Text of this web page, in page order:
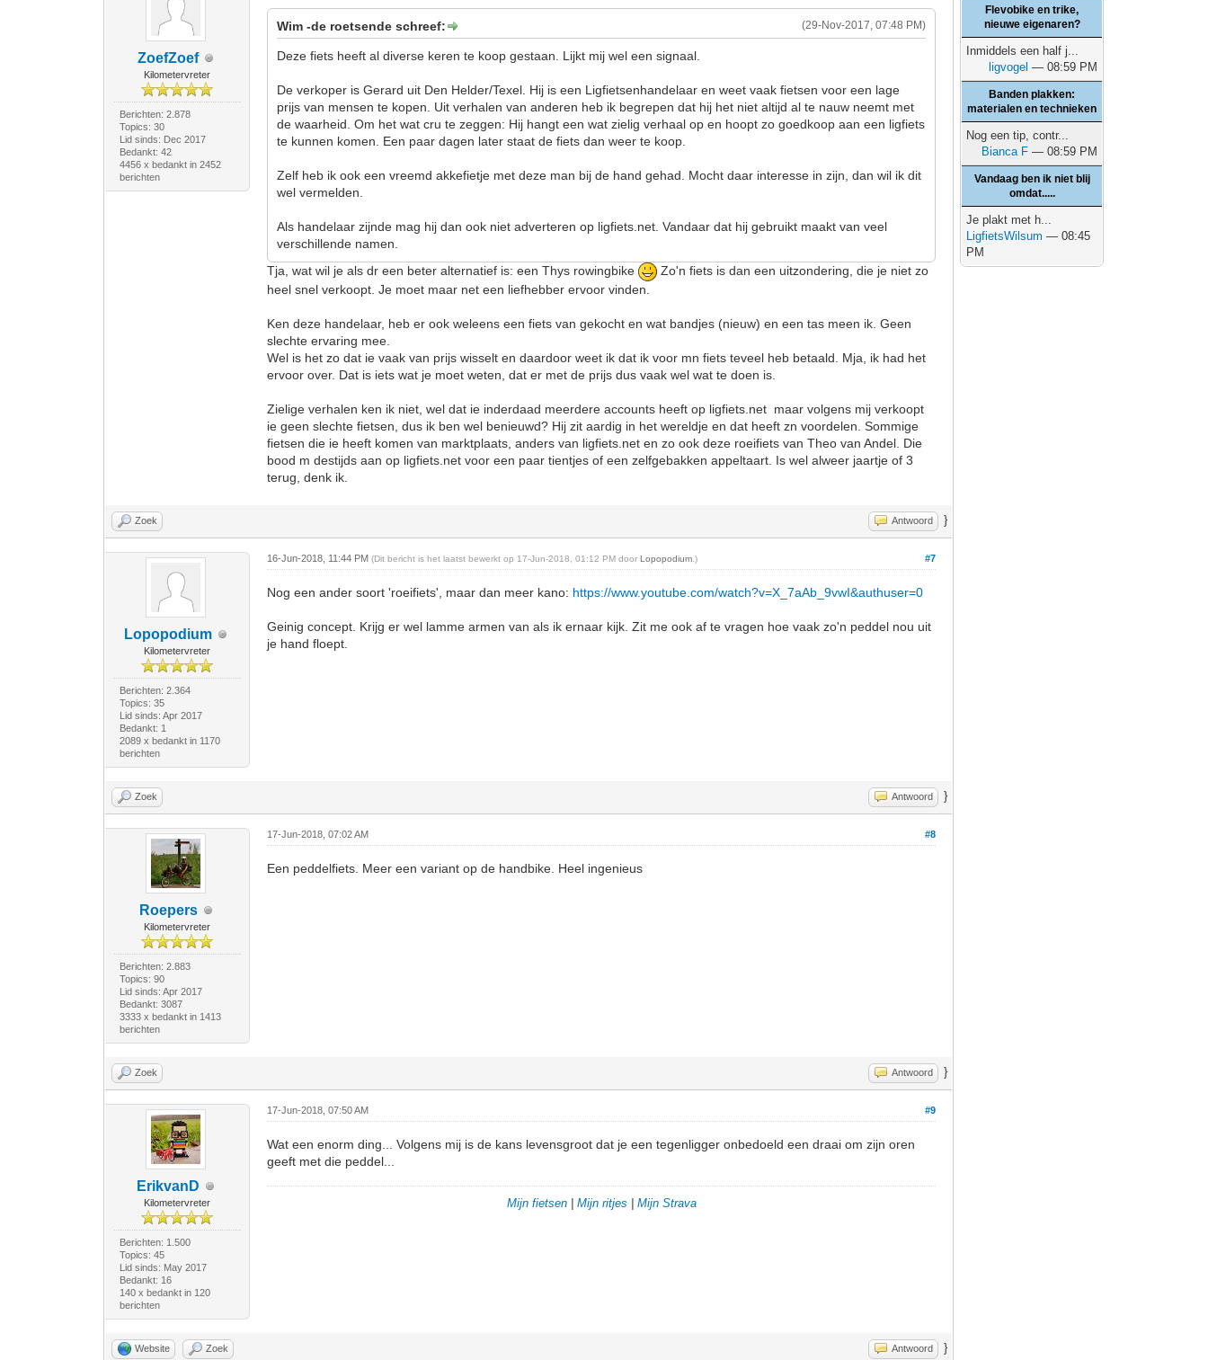
ZoefZoef
Kilometervreter
Berichten: 2.878
Topics: 30
Lid sinds: Dec 2017
Bedankt: 42
4456 x bedankt in 2452
berichten
(29-Nov-2017, 07:48 PM)
Wim -de roetsende schreef:
Deze fiets heeft al diverse keren te koop gestaan. Lijkt mij wel een signaal.
De verkoper is Gerard uit Den Helder/Texel. Hij is een Ligfietsenhandelaar en weet vaak fietsen voor een lage
prijs van mensen te kopen. Uit verhalen van anderen heb ik begrepen dat hij het niet altijd al te nauw neemt met
de waarheid. Om het wat cru te zeggen: Hij hangt een wat zielig verhaal op en hoopt zo goedkoop aan een ligfiets
te kunnen komen. Een paar dagen later staat de fiets dan weer te koop.
Zelf heb ik ook een vreemd akkefietje met deze man bij de hand gehad. Mocht daar interesse in zijn, dan wil ik dit
wel vermelden.
Als handelaar zijnde mag hij dan ook niet adverteren op ligfiets.net. Vandaar dat hij gebruikt maakt van veel
verschillende namen.
Tja, wat wil je als dr een beter alternatief is: een Thys rowingbike
Zo'n fiets is dan een uitzondering, die je niet zo
heel snel verkoopt. Je moet maar net een liefhebber ervoor vinden.
Ken deze handelaar, heb er ook weleens een fiets van gekocht en wat bandjes (nieuw) en een tas meen ik. Geen
slechte ervaring mee.
Wel is het zo dat ie vaak van prijs wisselt en daardoor weet ik dat ik voor mn fiets teveel heb betaald. Mja, ik had het
ervoor over. Dat is iets wat je moet weten, dat er met de prijs dus vaak wel wat te doen is.
Zielige verhalen ken ik niet, wel dat ie inderdaad meerdere accounts heeft op ligfiets.net maar volgens mij verkoopt
ie geen slechte fietsen, dus ik ben wel benieuwd? Hij zit aardig in het wereldje en dat heeft zn voordelen. Sommige
fietsen die ie heeft komen van marktplaats, anders van ligfiets.net en zo ook deze roeifiets van Theo van Andel. Die
bood m destijds aan op ligfiets.net voor een paar tientjes of een zelfgebakken appeltaart. Is wel alweer jaartje of 3
terug, denk ik.
Zoek Antwoord }
Lopopodium
Kilometervreter
Berichten: 2.364
Topics: 35
Lid sinds: Apr 2017
Bedankt: 1
2089 x bedankt in 1170
berichten
#7
16-Jun-2018, 11:44 PM(Dit bericht is het laatst bewerkt op 17-Jun-2018, 01:12 PM doorLopopodium .)
Nog een ander soort 'roeifiets', maar dan meer kano: https://www.youtube.com/watch?v=X_7aAb_9vwI&authuser=0
Geinig concept. Krijg er wel lamme armen van als ik ernaar kijk. Zit me ook af te vragen hoe vaak zo'n peddel nou uit
je hand floept.
Zoek Antwoord }
Roepers
Kilometervreter
Berichten: 2.883
Topics: 90
Lid sinds: Apr 2017
Bedankt: 3087
3333 x bedankt in 1413
berichten
#8
17-Jun-2018, 07:02 AM
Een peddelfiets. Meer een variant op de handbike. Heel ingenieus
Zoek Antwoord }
ErikvanD
Kilometervreter
Berichten: 1.500
Topics: 45
Lid sinds: May 2017
Bedankt: 16
140 x bedankt in 120
berichten
#9
17-Jun-2018, 07:50 AM
Wat een enorm ding... Volgens mij is de kans levensgroot dat je een tegenligger onbedoeld een draai om zijn oren
geeft met die peddel...
Mijn fietsen| Mijn ritjes Mijn Strava
Website Zoek Antwoord }
Flevobike en trike,
nieuwe eigenaren?
Inmiddels een half j...
ligvogel — 08:59 PM
Banden plakken:
materialen en technieken
Nog een tip, contr...
Bianca F — 08:59 PM
Vandaag ben ik niet blij
omdat.....
Je plakt met h...
LigfietsWilsum — 08:45
PM